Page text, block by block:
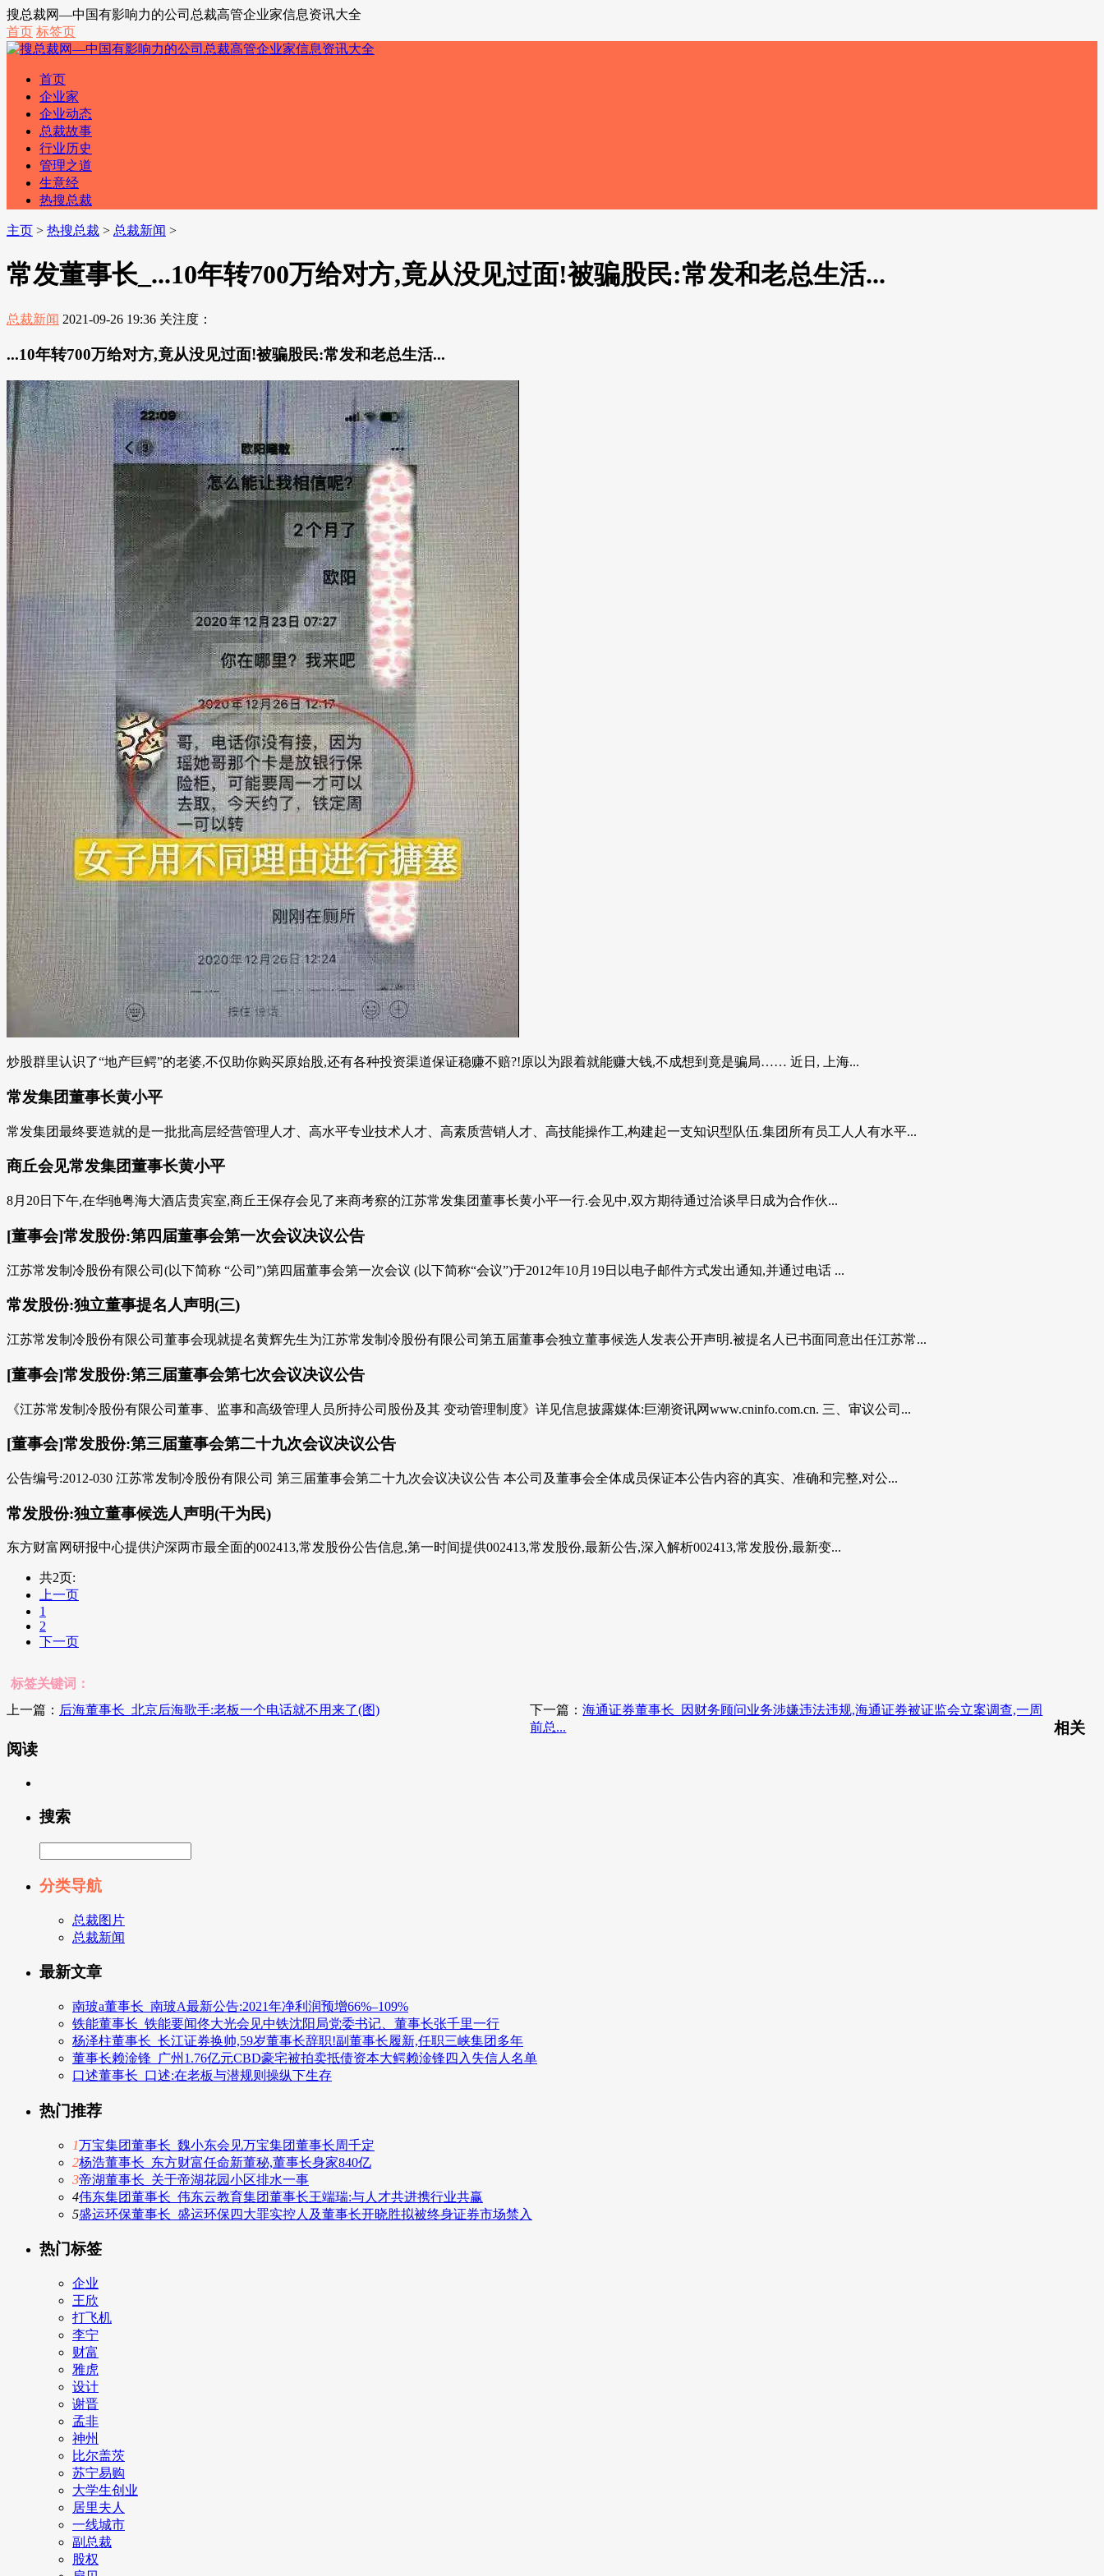
搜总裁网—中国有影响力的公司总裁高管企业家信息资讯大全
首页 标签页
首页
企业家
企业动态
总裁故事
行业历史
管理之道
生意经
热搜总裁
主页 > 热搜总裁 > 总裁新闻 >
常发董事长_...10年转700万给对方,竟从没见过面!被骗股民:常发和老总生活...
总裁新闻 2021-09-26 19:36 关注度：
...10年转700万给对方,竟从没见过面!被骗股民:常发和老总生活...
炒股群里认识了“地产巨鳄”的老婆,不仅助你购买原始股,还有各种投资渠道保证稳赚不赔?!原以为跟着就能赚大钱,不成想到竟是骗局…… 近日, 上海...
常发集团董事长黄小平
常发集团最终要造就的是一批批高层经营管理人才、高水平专业技术人才、高素质营销人才、高技能操作工,构建起一支知识型队伍.集团所有员工人人有水平...
商丘会见常发集团董事长黄小平
8月20日下午,在华驰粤海大酒店贵宾室,商丘王保存会见了来商考察的江苏常发集团董事长黄小平一行.会见中,双方期待通过洽谈早日成为合作伙...
[董事会]常发股份:第四届董事会第一次会议决议公告
江苏常发制冷股份有限公司(以下简称 “公司”)第四届董事会第一次会议 (以下简称“会议”)于2012年10月19日以电子邮件方式发出通知,并通过电话 ...
常发股份:独立董事提名人声明(三)
江苏常发制冷股份有限公司董事会现就提名黄辉先生为江苏常发制冷股份有限公司第五届董事会独立董事候选人发表公开声明.被提名人已书面同意出任江苏常...
[董事会]常发股份:第三届董事会第七次会议决议公告
《江苏常发制冷股份有限公司董事、监事和高级管理人员所持公司股份及其 变动管理制度》详见信息披露媒体:巨潮资讯网www.cninfo.com.cn. 三、审议公司...
[董事会]常发股份:第三届董事会第二十九次会议决议公告
公告编号:2012-030 江苏常发制冷股份有限公司 第三届董事会第二十九次会议决议公告 本公司及董事会全体成员保证本公告内容的真实、准确和完整,对公...
常发股份:独立董事候选人声明(干为民)
东方财富网研报中心提供沪深两市最全面的002413,常发股份公告信息,第一时间提供002413,常发股份,最新公告,深入解析002413,常发股份,最新变...
共2页:
上一页
1
2
下一页
标签关键词：
上一篇： 后海董事长_北京后海歌手:老板一个电话就不用来了(图) 下一篇：海通证券董事长_因财务顾问业务涉嫌违法违规,海通证券被证监会立案调查,一周
前总...
相关
阅读
搜索
分类导航
总裁图片
总裁新闻
最新文章
南玻a董事长_南玻A最新公告:2021年净利润预增66%–109%
铁能董事长_铁能要闻佟大光会见中铁沈阳局党委书记、董事长张千里一行
杨泽柱董事长_长江证券换帅,59岁董事长辞职!副董事长履新,任职三峡集团多年
董事长赖淦锋_广州1.76亿元CBD豪宅被拍卖抵债资本大鳄赖淦锋四入失信人名单
口述董事长_口述:在老板与潜规则操纵下生存
热门推荐
1万宝集团董事长_魏小东会见万宝集团董事长周千定
2杨浩董事长_东方财富任命新董秘,董事长身家840亿
3帝湖董事长_关于帝湖花园小区排水一事
4伟东集团董事长_伟东云教育集团董事长王端瑞:与人才共进携行业共赢
5盛运环保董事长_盛运环保四大罪实控人及董事长开晓胜拟被终身证券市场禁入
热门标签
企业
王欣
打飞机
李宁
财富
雅虎
设计
谢晋
孟非
神州
比尔盖茨
苏宁易购
大学生创业
居里夫人
一线城市
副总裁
股权